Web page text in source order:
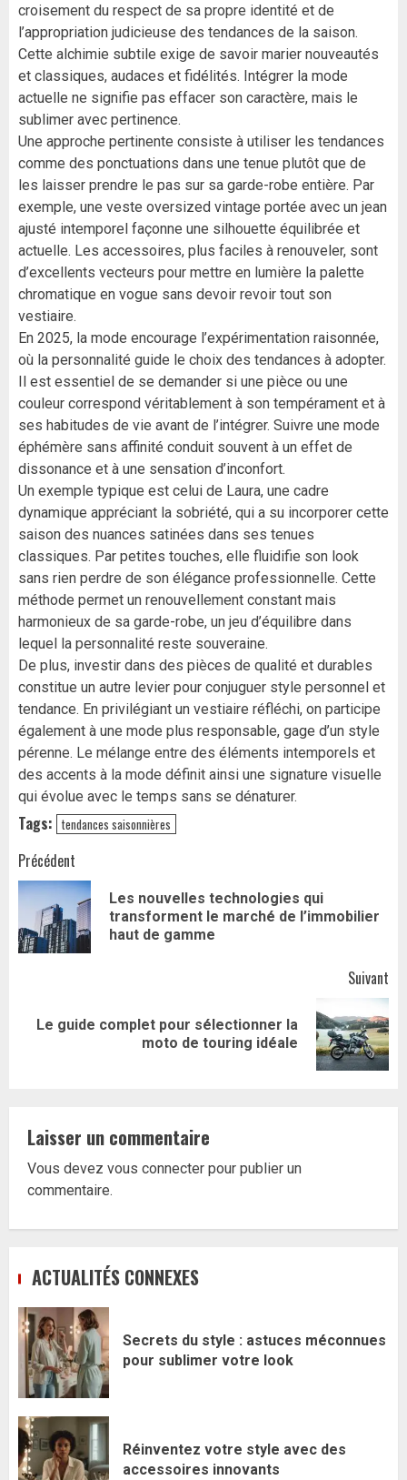
croisement du respect de sa propre identité et de
l’appropriation judicieuse des tendances de la saison.
Cette alchimie subtile exige de savoir marier nouveautés
et classiques, audaces et fidélités. Intégrer la mode
actuelle ne signifie pas effacer son caractère, mais le
sublimer avec pertinence.
Une approche pertinente consiste à utiliser les tendances
comme des ponctuations dans une tenue plutôt que de
les laisser prendre le pas sur sa garde-robe entière. Par
exemple, une veste oversized vintage portée avec un jean
ajusté intemporel façonne une silhouette équilibrée et
actuelle. Les accessoires, plus faciles à renouveler, sont
d’excellents vecteurs pour mettre en lumière la palette
chromatique en vogue sans devoir revoir tout son
vestiaire.
En 2025, la mode encourage l’expérimentation raisonnée,
où la personnalité guide le choix des tendances à adopter.
Il est essentiel de se demander si une pièce ou une
couleur correspond véritablement à son tempérament et à
ses habitudes de vie avant de l’intégrer. Suivre une mode
éphémère sans affinité conduit souvent à un effet de
dissonance et à une sensation d’inconfort.
Un exemple typique est celui de Laura, une cadre
dynamique appréciant la sobriété, qui a su incorporer cette
saison des nuances satinées dans ses tenues
classiques. Par petites touches, elle fluidifie son look
sans rien perdre de son élégance professionnelle. Cette
méthode permet un renouvellement constant mais
harmonieux de sa garde-robe, un jeu d’équilibre dans
lequel la personnalité reste souveraine.
De plus, investir dans des pièces de qualité et durables
constitue un autre levier pour conjuguer style personnel et
tendance. En privilégiant un vestiaire réfléchi, on participe
également à une mode plus responsable, gage d’un style
pérenne. Le mélange entre des éléments intemporels et
des accents à la mode définit ainsi une signature visuelle
qui évolue avec le temps sans se dénaturer.
Tags: tendances saisonnières
Navigation
d’article
Précédent
Les nouvelles technologies qui
transforment le marché de l’immobilier
haut de gamme
Suivant
Article
Le guide complet pour sélectionner la
moto de touring idéale
Laisser un commentaire
Vous devez vous connecter pour publier un
commentaire.
ACTUALITÉS CONNEXES
Secrets du style : astuces méconnues
pour sublimer votre look
Réinventez votre style avec des
accessoires innovants